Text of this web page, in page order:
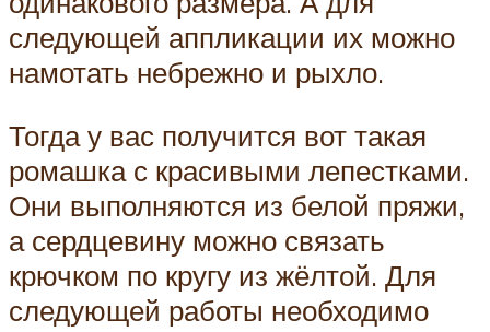
следующей аппликации их можно
намотать небрежно и рыхло.
Тогда у вас получится вот такая
ромашка с красивыми лепестками.
Они выполняются из белой пряжи,
а сердцевину можно связать
крючком по кругу из жёлтой. Для
следующей работы необходимо